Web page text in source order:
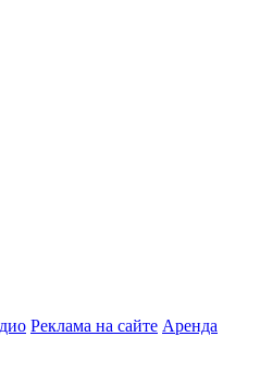
Реклама на сайте Аренда